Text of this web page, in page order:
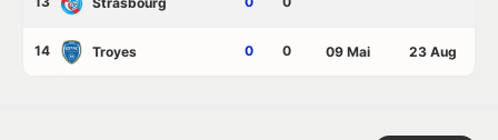
14 Troyes 0 0 09 Mai 23 Aug